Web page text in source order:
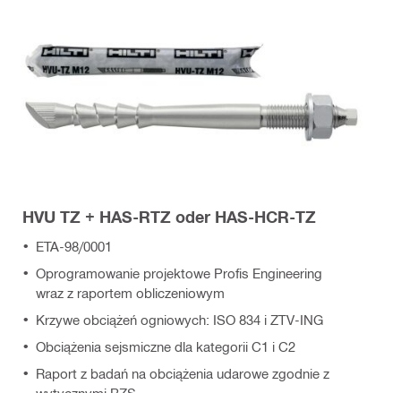
HVU TZ + HAS-RTZ oder HAS-HCR-TZ
ETA-98/0001
Oprogramowanie projektowe Profis Engineering
wraz z raportem obliczeniowym
Krzywe obciążeń ogniowych: ISO 834 i ZTV-ING
Obciążenia sejsmiczne dla kategorii C1 i C2
Raport z badań na obciążenia udarowe zgodnie z